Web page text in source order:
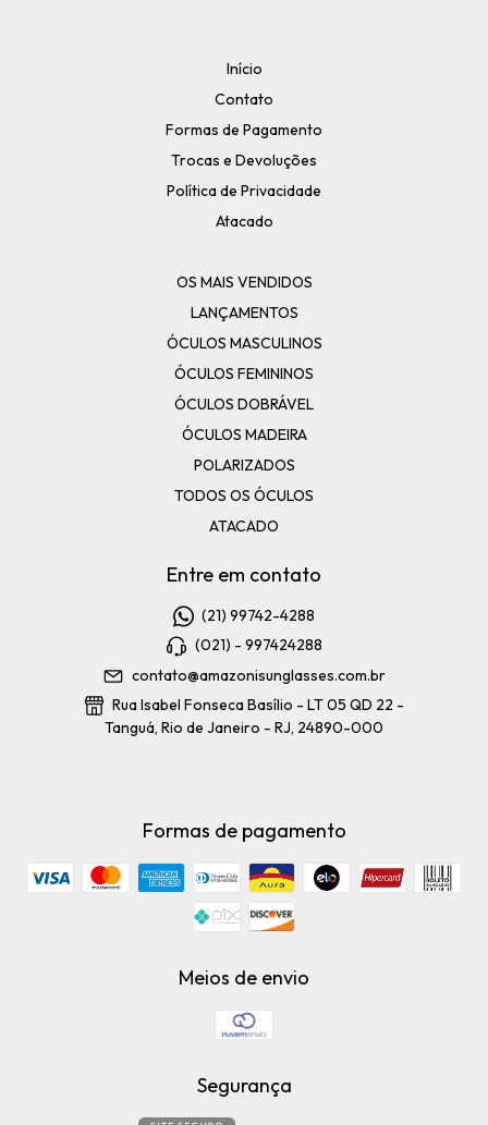
Início
Contato
Formas de Pagamento
Trocas e Devoluções
Política de Privacidade
Atacado
OS MAIS VENDIDOS
LANÇAMENTOS
ÓCULOS MASCULINOS
ÓCULOS FEMININOS
ÓCULOS DOBRÁVEL
ÓCULOS MADEIRA
POLARIZADOS
TODOS OS ÓCULOS
ATACADO
Entre em contato
(21) 99742-4288
(021) - 997424288
contato@amazonisunglasses.com.br
Rua Isabel Fonseca Basílio - LT 05 QD 22 -
Tanguá, Rio de Janeiro - RJ, 24890-000
Formas de pagamento
Meios de envio
Segurança